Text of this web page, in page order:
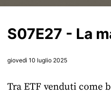
S07E27 - La
giovedì 10 luglio 2025
Tra ETF venduti come